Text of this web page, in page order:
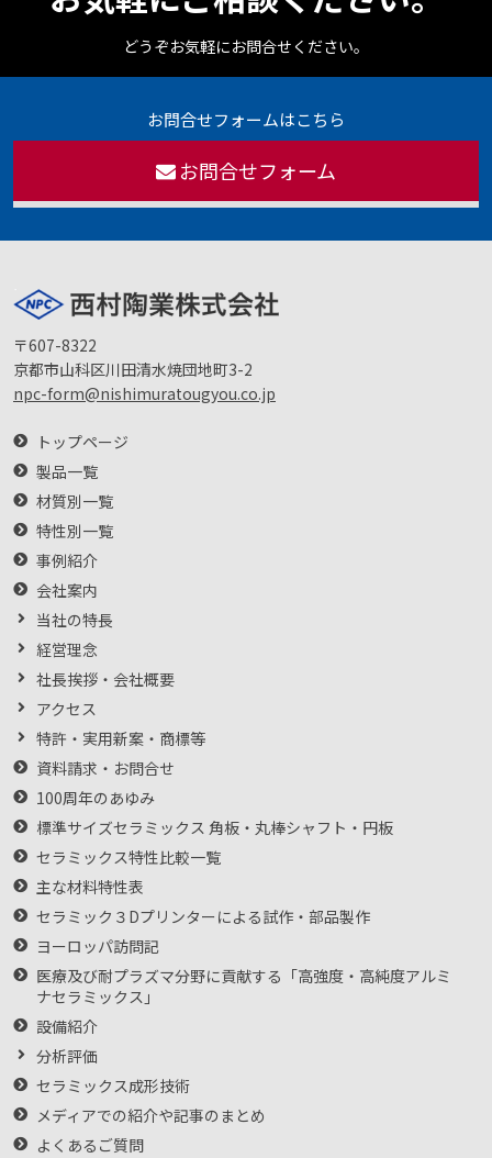
どうぞお気軽にお問合せください。
お問合せフォームはこちら
お問合せフォーム
〒607-8322
京都市山科区川田清水焼団地町3-2
npc-form@nishimuratougyou.co.jp
トップページ
製品一覧
材質別一覧
特性別一覧
事例紹介
会社案内
当社の特長
経営理念
社長挨拶・会社概要
アクセス
特許・実用新案・商標等
資料請求・お問合せ
100周年のあゆみ
標準サイズセラミックス 角板・丸棒シャフト・円板
セラミックス特性比較一覧
主な材料特性表
セラミック３Dプリンターによる試作・部品製作
ヨーロッパ訪問記
医療及び耐プラズマ分野に貢献する「高強度・高純度アルミ
ナセラミックス」
設備紹介
分析評価
セラミックス成形技術
メディアでの紹介や記事のまとめ
よくあるご質問